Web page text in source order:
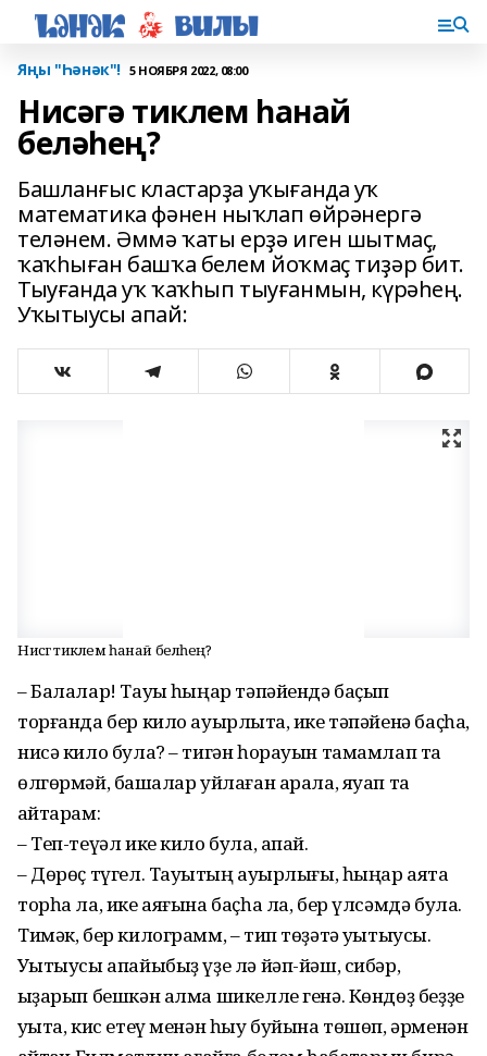
Яңы "Һәнәк"! 5 НОЯБРЯ 2022, 08:00
Нисәгә тиклем һанай
беләһең?
Башланғыс кластарҙа уҡығанда уҡ
математика фәнен ныҡлап өйрәнергә
теләнем. Әммә ҡаты ерҙә иген шытмаҫ,
ҡаҡһыған башҡа белем йоҡмаҫ тиҙәр бит.
Тыуғанда уҡ ҡаҡһып тыуғанмын, күрәһең.
Уҡытыусы апай:
Нисәгә тиклем һанай беләһең?
– Балалар! Тауыҡ һыңар тәпәйендә баҫып
торғанда бер кило ауырлыҡта, ике тәпәйенә баҫһа,
нисә кило була? – тигән һорауын тамамлап та
өлгөрмәй, башҡалар уйлаған арала, яуап та
ҡайтарам:
– Теп-теүәл ике кило була, апай.
– Дөрөҫ түгел. Тауыҡтың ауырлығы, һыңар аяҡта
торһа ла, ике аяғына баҫһа ла, бер үлсәмдә була.
Тимәк, бер килограмм, – тип төҙәтә уҡытыусы.
Уҡытыусы апайыбыҙ үҙе лә йәп-йәш, сибәр,
ҡыҙарып бешкән алма шикелле генә. Көндөҙ беҙҙе
уҡыта, кис етеү менән һыу буйына төшөп, әрменән